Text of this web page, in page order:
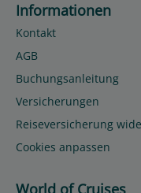
Informationen
Kontakt
AGB
Buchungsanleitung
Versicherungen
Reiseversicherung
Cookies anpassen
World of Cruises